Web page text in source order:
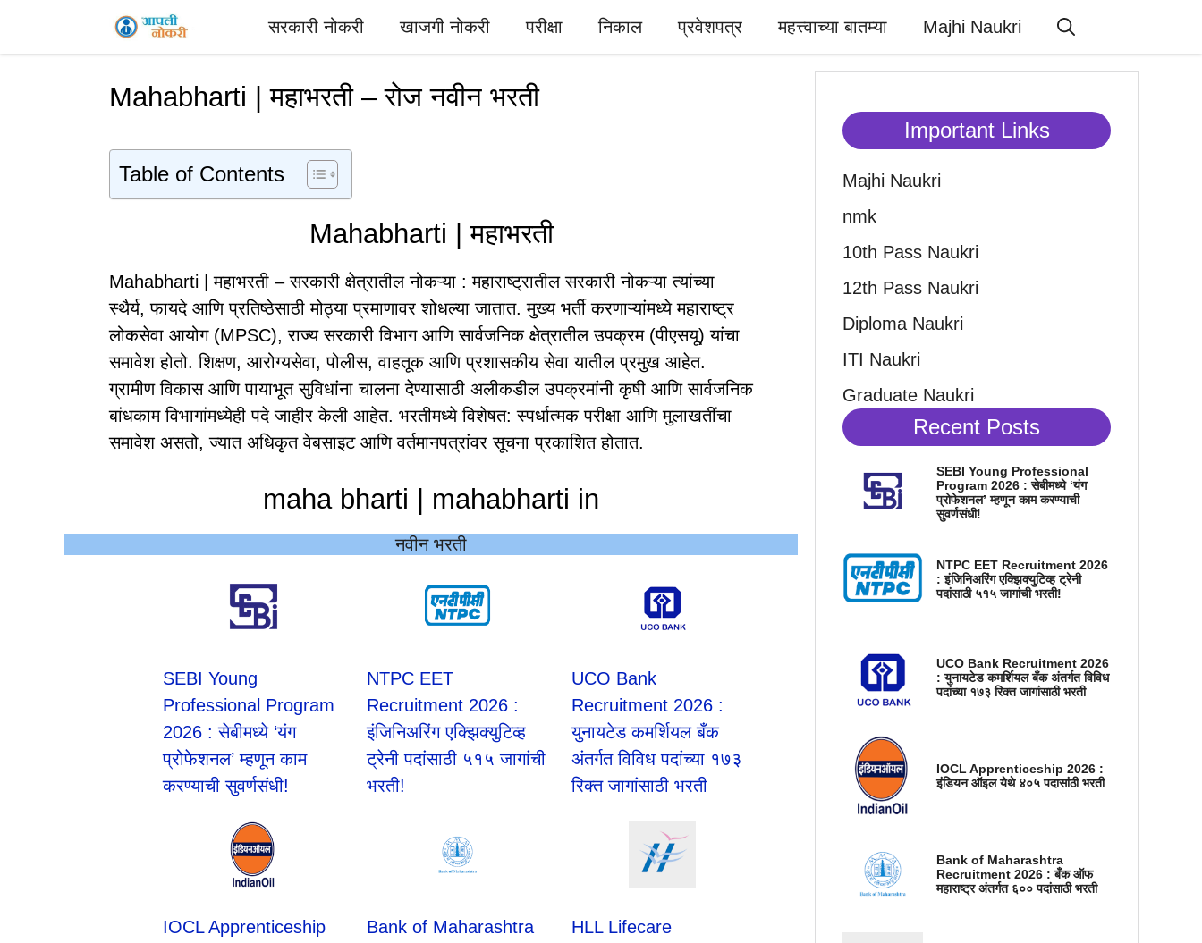
सरकारी नोकरी खाजगी नोकरी परीक्षा निकाल प्रवेशपत्र महत्त्वाच्या बातम्या Majhi Naukri
Mahabharti | महाभरती – रोज नवीन भरती
Table of Contents
Mahabharti | महाभरती
Mahabharti | महाभरती – सरकारी क्षेत्रातील नोकऱ्या : महाराष्ट्रातील सरकारी नोकऱ्या त्यांच्या
स्थैर्य, फायदे आणि प्रतिष्ठेसाठी मोठ्या प्रमाणावर शोधल्या जातात. मुख्य भर्ती करणाऱ्यांमध्ये महाराष्ट्र
लोकसेवा आयोग (MPSC), राज्य सरकारी विभाग आणि सार्वजनिक क्षेत्रातील उपक्रम (पीएसयू) यांचा
समावेश होतो. शिक्षण, आरोग्यसेवा, पोलीस, वाहतूक आणि प्रशासकीय सेवा यातील प्रमुख आहेत.
ग्रामीण विकास आणि पायाभूत सुविधांना चालना देण्यासाठी अलीकडील उपक्रमांनी कृषी आणि सार्वजनिक
बांधकाम विभागांमध्येही पदे जाहीर केली आहेत. भरतीमध्ये विशेषत: स्पर्धात्मक परीक्षा आणि मुलाखतींचा
समावेश असतो, ज्यात अधिकृत वेबसाइट आणि वर्तमानपत्रांवर सूचना प्रकाशित होतात.
maha bharti | mahabharti in
नवीन भरती
SEBI Young
Professional Program
2026 : सेबीमध्ये ‘यंग
प्रोफेशनल’ म्हणून काम
करण्याची सुवर्णसंधी!
NTPC EET
Recruitment 2026 :
इंजिनिअरिंग एक्झिक्युटिव्ह
ट्रेनी पदांसाठी ५१५ जागांची
भरती!
UCO Bank
Recruitment 2026 :
युनायटेड कमर्शियल बँक
अंतर्गत विविध पदांच्या १७३
रिक्त जागांसाठी भरती
IOCL Apprenticeship
Bank of Maharashtra
HLL Lifecare
Important Links
Majhi Naukri
nmk
10th Pass Naukri
12th Pass Naukri
Diploma Naukri
ITI Naukri
Graduate Naukri
Recent Posts
SEBI Young Professional
Program 2026 : सेबीमध्ये ‘यंग
प्रोफेशनल’ म्हणून काम करण्याची
सुवर्णसंधी!
NTPC EET Recruitment 2026
: इंजिनिअरिंग एक्झिक्युटिव्ह ट्रेनी
पदांसाठी ५१५ जागांची भरती!
UCO Bank Recruitment 2026
: युनायटेड कमर्शियल बँक अंतर्गत विविध
पदांच्या १७३ रिक्त जागांसाठी भरती
IOCL Apprenticeship 2026 :
इंडियन ऑइल येथे ४०५ पदासांठी भरती
Bank of Maharashtra
Recruitment 2026 : बँक ऑफ
महाराष्ट्र अंतर्गत ६०० पदांसाठी भरती